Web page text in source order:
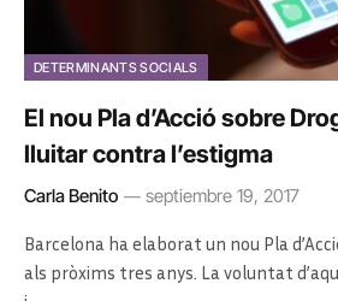
DETERMINANTS SOCIALS
El nou Pla d’Acció sobre
lluitar contra l’estigma
Carla Benito septiembre 19, 2017
Barcelona ha elaborat un nou Pla
als pròxims tres anys. La voluntat